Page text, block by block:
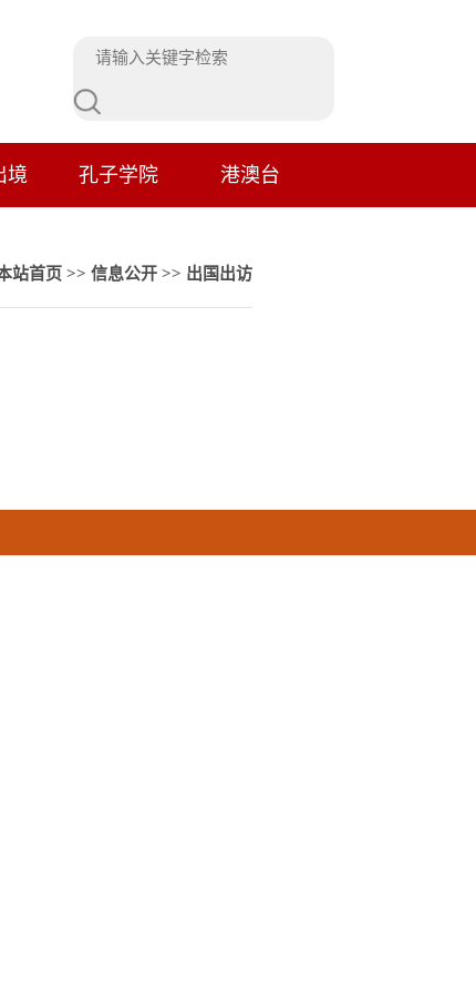
境 孔子学院 港澳台
站首页 >>信息公开 >> 出国出访